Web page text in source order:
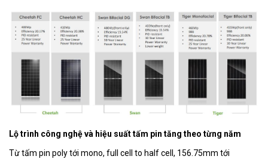
Lộ trình công nghệ và hiệu suất tấm pin tăng theo từng năm
Từ tấm pin poly tới mono, full cell to half cell, 156.75mm tới